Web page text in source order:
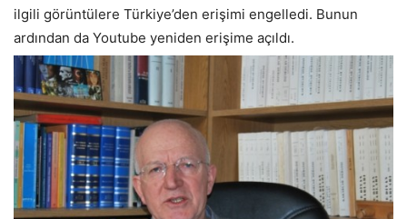
ilgili görüntülere Türkiye’den erişimi engelledi. Bunun
ardından da Youtube yeniden erişime açıldı.